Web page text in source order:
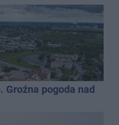
Groźna pogoda nad